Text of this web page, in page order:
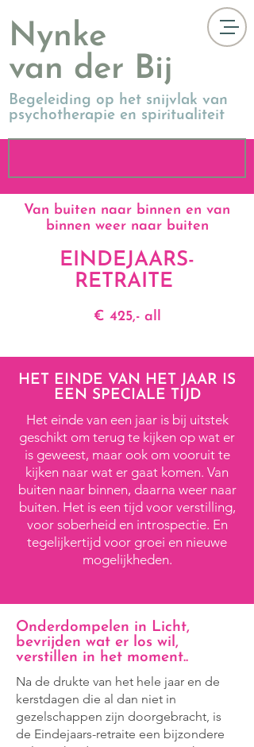
Nynke
van der Bij
Begeleiding op het snijvlak van
psychotherapie en spiritualiteit
Van buiten naar binnen en van
binnen weer naar buiten
EINDEJAARS-
RETRAITE
€ 425,- all
HET EINDE VAN HET JAAR IS
EEN SPECIALE TIJD
Het einde van een jaar is bij uitstek
geschikt om terug te kijken op wat er
is geweest, maar ook om vooruit te
kijken naar wat er gaat komen. Van
buiten naar binnen, daarna weer naar
buiten. Het is een tijd voor verstilling,
voor soberheid en introspectie. En
tegelijkertijd voor groei en nieuwe
mogelijkheden.
Onderdompelen in Licht,
bevrijden wat er los wil,
verstillen in het moment..
Na de drukte van het hele jaar en de
kerstdagen die al dan niet in
gezelschappen zijn doorgebracht, is
de Eindejaars-retraite een bijzondere